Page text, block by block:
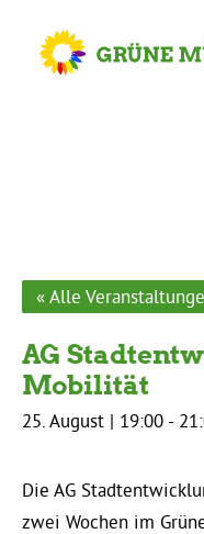
Kreisgeschäftsstelle
Mitgliederversammlung
Ortsverbände
Kommissionen
« Alle
AG
Mobilität
25. August | 19:00 -
Die AG
zwei Wochen im